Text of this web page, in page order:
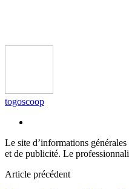
togoscoop
Le site d’informations
et de publicité. Le
Article précédent